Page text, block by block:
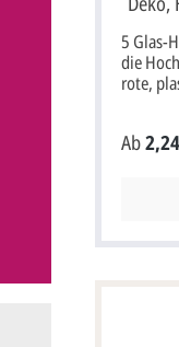
Option
5 Glas-
die
rote,
Ab